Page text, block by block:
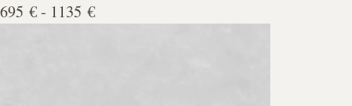
695 € - 1135 €